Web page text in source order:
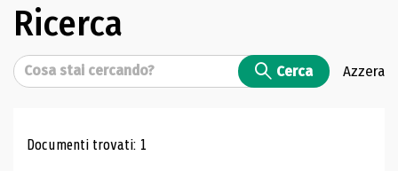
Ricerca
Cerca Cerca Azzera
Risultati di ricerca
Documenti trovati: 1